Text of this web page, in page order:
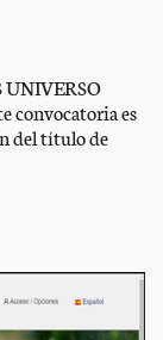
UNIVERSO
convocatoria es
del título de
de